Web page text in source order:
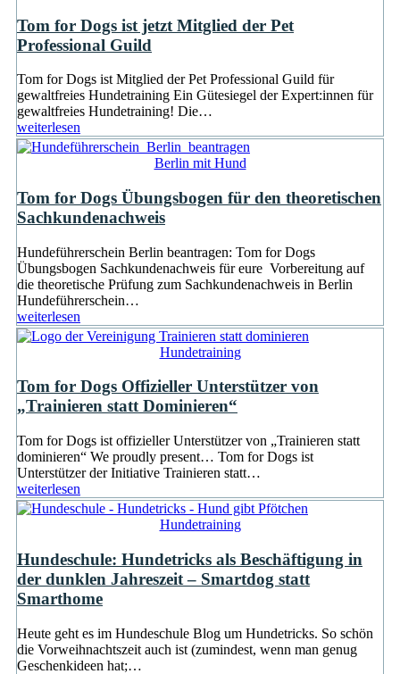
Tom for Dogs ist jetzt Mitglied der Pet
Professional Guild
Tom for Dogs ist Mitglied der Pet Professional Guild für
gewaltfreies Hundetraining Ein Gütesiegel der Expert:innen für
gewaltfreies Hundetraining! Die…
weiterlesen
Berlin mit Hund
Tom for Dogs Übungsbogen für den theoretischen
Sachkundenachweis
Hundeführerschein Berlin beantragen: Tom for Dogs
Übungsbogen Sachkundenachweis für eure Vorbereitung auf
die theoretische Prüfung zum Sachkundenachweis in Berlin
Hundeführerschein…
weiterlesen
Hundetraining
Tom for Dogs Offizieller Unterstützer von
„Trainieren statt Dominieren“
Tom for Dogs ist offizieller Unterstützer von „Trainieren statt
dominieren“ We proudly present… Tom for Dogs ist
Unterstützer der Initiative Trainieren statt…
weiterlesen
Hundetraining
Hundeschule: Hundetricks als Beschäftigung in
der dunklen Jahreszeit – Smartdog statt
Smarthome
Heute geht es im Hundeschule Blog um Hundetricks. So schön
die Vorweihnachtszeit auch ist (zumindest, wenn man genug
Geschenkideen hat;…